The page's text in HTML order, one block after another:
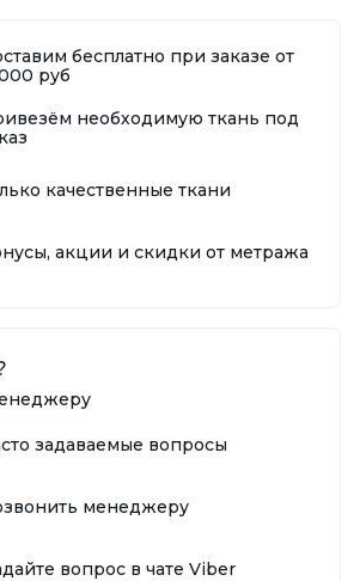
бесплатно при заказе от
руб
необходимую ткань под
качественные ткани
акции и скидки от метража
задаваемые вопросы
менеджеру
вопрос в чате Viber